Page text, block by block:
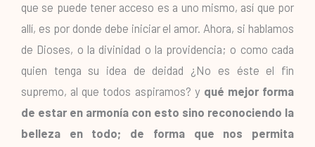
que se puede tener acceso es a uno mismo, así que por
allí, es por donde debe iniciar el amor. Ahora, si hablamos
de Dioses, o la divinidad o la providencia; o como cada
quien tenga su idea de deidad ¿No es éste el fin
supremo, al que todos aspiramos? yqué mejor forma
de estar en armonía con esto sino reconociendo la
belleza en todo; de forma que nos permita